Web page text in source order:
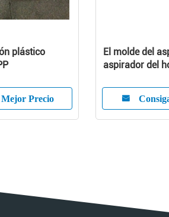
plástico
Precio
El molde del
aspirador del
cubierta del
aparato